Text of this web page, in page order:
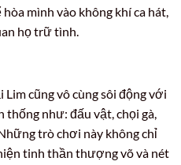
mình vào không khí ca hát,
họ trữ tình.
cũng vô cùng sôi động với
như: đấu vật, chọi gà,
trò chơi này không chỉ
tinh thần thượng võ và nét